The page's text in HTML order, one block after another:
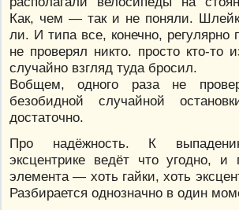
Как, чем — так и не поняли.
ли. И типа все, конечно, регулярно
не проверял никто. просто кто-то
случайно взгляд туда бросил.
Вобщем, одного раза не
безобидной случайной
достаточно.
Про надёжность. К
эксцентрике ведёт что угодно, и
элемента — хоть гайки, хоть
Разбирается однозначно в один